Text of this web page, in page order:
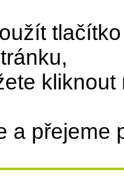
a přejeme